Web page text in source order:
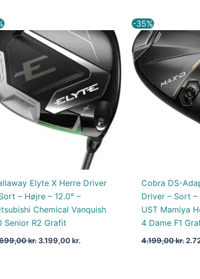
Elyte X Herre Driver
– Højre – 12.0° –
Chemical Vanquish
Senior R2 Grafit
kr.
oprindelige
pris
var:
4.699,00 kr..
3.199,00kr.
aktuelle
pris
er:
3.199,00 kr..
-35%
Cobra DS-
Driver – Sort –
UST Mamiya
4 Dame F1
4.199,00kr.
var: